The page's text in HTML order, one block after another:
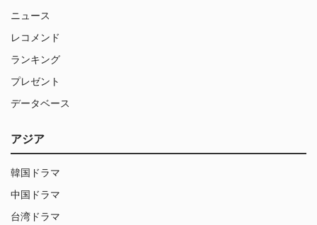
ニュース
レコメンド
ランキング
プレゼント
データベース
アジア
韓国ドラマ
中国ドラマ
台湾ドラマ